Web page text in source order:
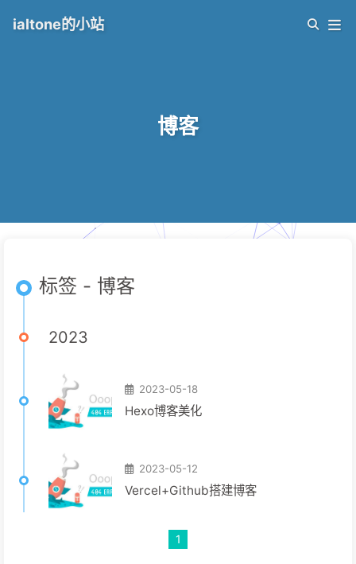
ialtone的小站
博客
标签 - 博客
2023
2023-05-18
Hexo博客美化
2023-05-12
Vercel+Github搭建博客
1